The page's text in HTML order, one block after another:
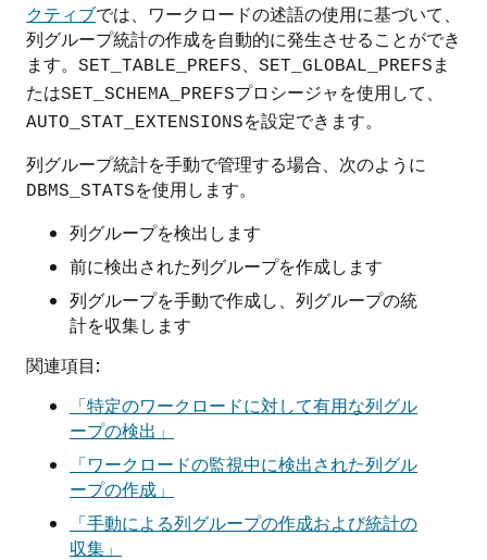
クティブでは、ワークロードの述語の使用に基づいて、
列グループ統計の作成を自動的に発生させることができ
ます。 SET_TABLE_PREFS SET_GLOBAL_PREFS ま
たはSET_SCHEMA_PREFSプロシージャを使用して、
AUTO_STAT_EXTENSIONSを設定できます。
列グループ統計を手動で管理する場合、次のように
DBMS_STATSを使用します。
列グループを検出します
前に検出された列グループを作成します
列グループを手動で作成し、列グループの統
計を収集します
関連項目:
「特定のワークロードに対して有用な列グル
ープの検出」
「ワークロードの監視中に検出された列グル
ープの作成」
「手動による列グループの作成および統計の
収集」